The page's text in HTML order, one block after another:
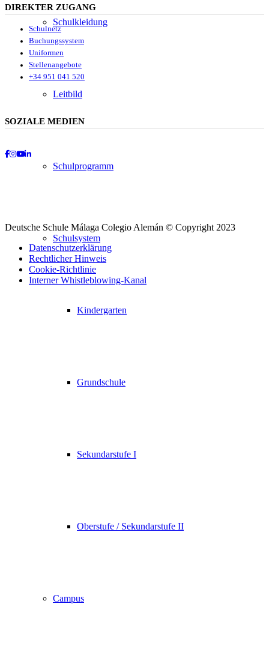
Schulkleidung
Leitbild
Schulprogramm
Schulsystem
Kindergarten
Grundschule
Sekundarstufe I
Oberstufe / Sekundarstufe II
Campus
DIREKTER ZUGANG
Schulnetz
Buchungssystem
Uniformen
Stellenangebote
+34 951 041 520
SOZIALE MEDIEN
Youtube
LinkedIn
Deutsche Schule Málaga Colegio Alemán © Copyright 2023
Datenschutzerklärung
Rechtlicher Hinweis
Cookie-Richtlinie
Interner Whistleblowing-Kanal